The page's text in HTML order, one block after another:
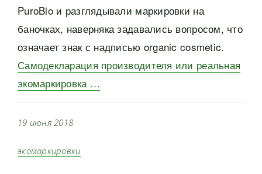
PuroBio и разглядывали маркировки на
баночках, наверняка задавались вопросом, что
означает знак с надписью organic cosmetic.
Самодекларация производителя или реальная
экомаркировка …
19 июня 2018
экомаркировки